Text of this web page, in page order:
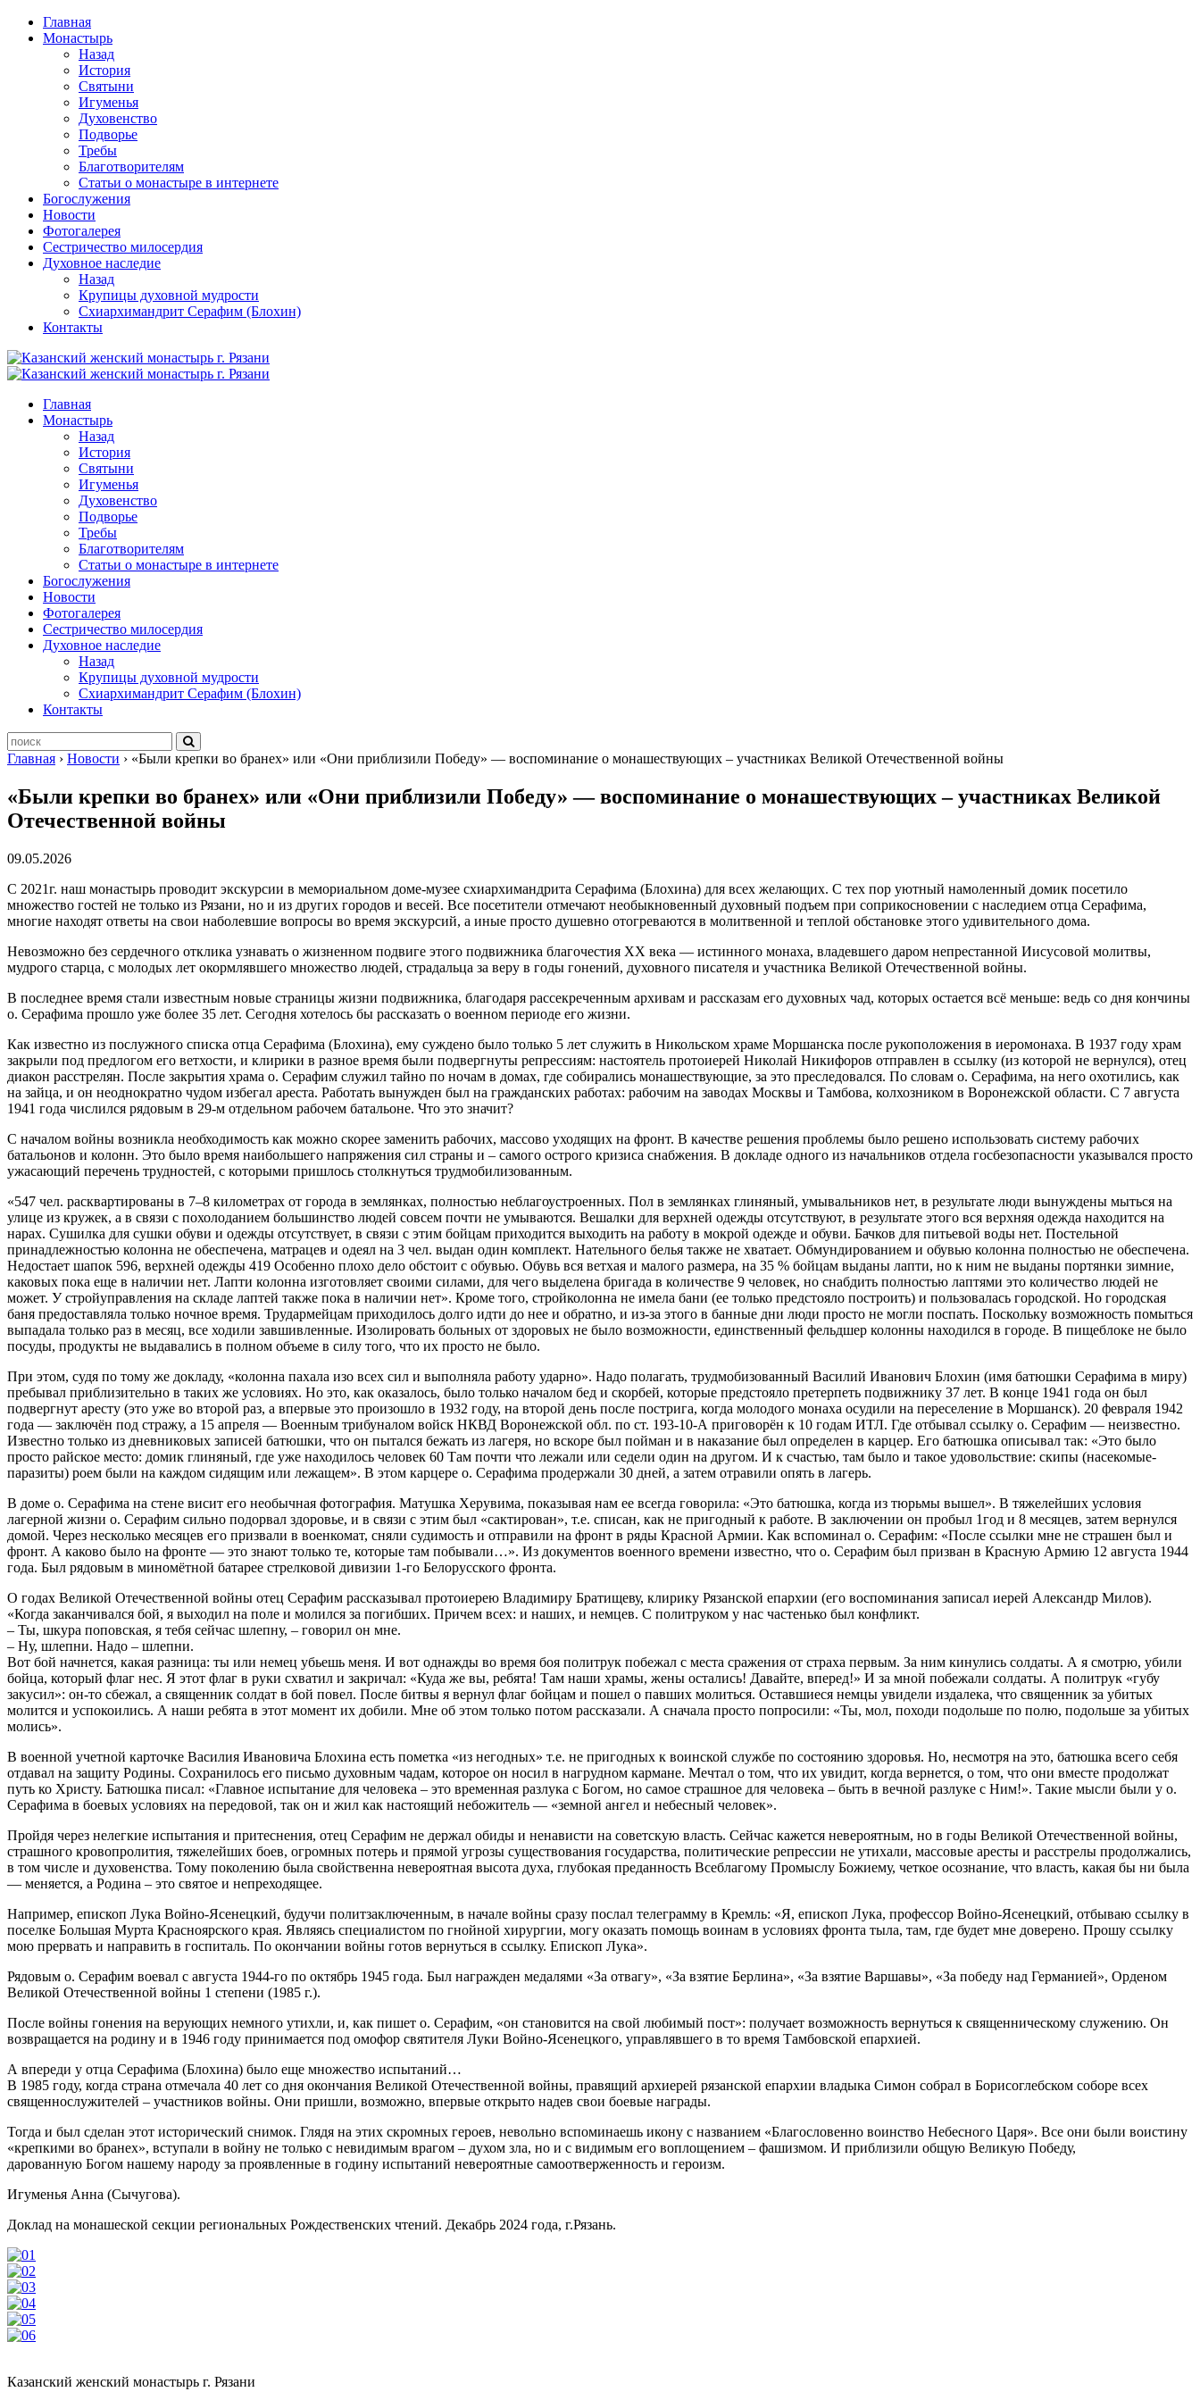
Перейти
содержимому
Главная
Монастырь
Назад
История
Святыни
Игуменья
Духовенство
Подворье
Требы
Благотворителям
Статьи о монастыре в интернете
Богослужения
Новости
Фотогалерея
Сестричество милосердия
Духовное наследие
Назад
Крупицы духовной мудрости
Схиархимандрит Серафим (Блохин)
Контакты
Главная
Монастырь
Назад
История
Святыни
Игуменья
Духовенство
Подворье
Требы
Благотворителям
Статьи о монастыре в интернете
Богослужения
Новости
Фотогалерея
Сестричество милосердия
Духовное наследие
Назад
Крупицы духовной мудрости
Схиархимандрит Серафим (Блохин)
Контакты
Главная › Новости › «Были крепки во бранех» или «Они приблизили Победу» — воспоминание о монашествующих – участниках Великой Отечественной войны
«Были крепки во бранех» или «Они приблизили Победу» — воспоминание о монашествующих – участниках Великой
Отечественной войны
09.05.2026
С 2021г. наш монастырь проводит экскурсии в мемориальном доме-музее схиархимандрита Серафима (Блохина) для всех желающих. С тех пор уютный намоленный домик посетило
множество гостей не только из Рязани, но и из других городов и весей. Все посетители отмечают необыкновенный духовный подъем при соприкосновении с наследием отца Серафима,
многие находят ответы на свои наболевшие вопросы во время экскурсий, а иные просто душевно отогреваются в молитвенной и теплой обстановке этого удивительного дома.
Невозможно без сердечного отклика узнавать о жизненном подвиге этого подвижника благочестия XX века — истинного монаха, владевшего даром непрестанной Иисусовой молитвы,
мудрого старца, с молодых лет окормлявшего множество людей, страдальца за веру в годы гонений, духовного писателя и участника Великой Отечественной войны.
В последнее время стали известным новые страницы жизни подвижника, благодаря рассекреченным архивам и рассказам его духовных чад, которых остается всё меньше: ведь со дня кончины
о. Серафима прошло уже более 35 лет. Сегодня хотелось бы рассказать о военном периоде его жизни.
Как известно из послужного списка отца Серафима (Блохина), ему суждено было только 5 лет служить в Никольском храме Моршанска после рукоположения в иеромонаха. В 1937 году храм
закрыли под предлогом его ветхости, и клирики в разное время были подвергнуты репрессиям: настоятель протоиерей Николай Никифоров отправлен в ссылку (из которой не вернулся), отец
диакон расстрелян. После закрытия храма о. Серафим служил тайно по ночам в домах, где собирались монашествующие, за это преследовался. По словам о. Серафима, на него охотились, как
на зайца, и он неоднократно чудом избегал ареста. Работать вынужден был на гражданских работах: рабочим на заводах Москвы и Тамбова, колхозником в Воронежской области. С 7 августа
1941 года числился рядовым в 29-м отдельном рабочем батальоне. Что это значит?
С началом войны возникла необходимость как можно скорее заменить рабочих, массово уходящих на фронт. В качестве решения проблемы было решено использовать систему рабочих
батальонов и колонн. Это было время наибольшего напряжения сил страны и – самого острого кризиса снабжения. В докладе одного из начальников отдела госбезопасности указывался просто
ужасающий перечень трудностей, с которыми пришлось столкнуться трудмобилизованным.
«547 чел. расквартированы в 7–8 километрах от города в землянках, полностью неблагоустроенных. Пол в землянках глиняный, умывальников нет, в результате люди вынуждены мыться на
улице из кружек, а в связи с похолоданием большинство людей совсем почти не умываются. Вешалки для верхней одежды отсутствуют, в результате этого вся верхняя одежда находится на
нарах. Сушилка для сушки обуви и одежды отсутствует, в связи с этим бойцам приходится выходить на работу в мокрой одежде и обуви. Бачков для питьевой воды нет. Постельной
принадлежностью колонна не обеспечена, матрацев и одеял на 3 чел. выдан один комплект. Нательного белья также не хватает. Обмундированием и обувью колонна полностью не обеспечена.
Недостает шапок 596, верхней одежды 419 Особенно плохо дело обстоит с обувью. Обувь вся ветхая и малого размера, на 35 % бойцам выданы лапти, но к ним не выданы портянки зимние,
каковых пока еще в наличии нет. Лапти колонна изготовляет своими силами, для чего выделена бригада в количестве 9 человек, но снабдить полностью лаптями это количество людей не
может. У стройуправления на складе лаптей также пока в наличии нет». Кроме того, стройколонна не имела бани (ее только предстояло построить) и пользовалась городской. Но городская
баня предоставляла только ночное время. Трудармейцам приходилось долго идти до нее и обратно, и из-за этого в банные дни люди просто не могли поспать. Поскольку возможность помыться
выпадала только раз в месяц, все ходили завшивленные. Изолировать больных от здоровых не было возможности, единственный фельдшер колонны находился в городе. В пищеблоке не было
посуды, продукты не выдавались в полном объеме в силу того, что их просто не было.
При этом, судя по тому же докладу, «колонна пахала изо всех сил и выполняла работу ударно». Надо полагать, трудмобизованный Василий Иванович Блохин (имя батюшки Серафима в миру)
пребывал приблизительно в таких же условиях. Но это, как оказалось, было только началом бед и скорбей, которые предстояло претерпеть подвижнику 37 лет. В конце 1941 года он был
подвергнут аресту (это уже во второй раз, а впервые это произошло в 1932 году, на второй день после пострига, когда молодого монаха осудили на переселение в Моршанск). 20 февраля 1942
года — заключён под стражу, а 15 апреля — Военным трибуналом войск НКВД Воронежской обл. по ст. 193-10-А приговорён к 10 годам ИТЛ. Где отбывал ссылку о. Серафим — неизвестно.
Известно только из дневниковых записей батюшки, что он пытался бежать из лагеря, но вскоре был пойман и в наказание был определен в карцер. Его батюшка описывал так: «Это было
просто райское место: домик глиняный, где уже находилось человек 60 Там почти что лежали или седели один на другом. И к счастью, там было и такое удовольствие: скипы (насекомые-
паразиты) роем были на каждом сидящим или лежащем». В этом карцере о. Серафима продержали 30 дней, а затем отравили опять в лагерь.
В доме о. Серафима на стене висит его необычная фотография. Матушка Херувима, показывая нам ее всегда говорила: «Это батюшка, когда из тюрьмы вышел». В тяжелейших условия
лагерной жизни о. Серафим сильно подорвал здоровье, и в связи с этим был «сактирован», т.е. списан, как не пригодный к работе. В заключении он пробыл 1год и 8 месяцев, затем вернулся
домой. Через несколько месяцев его призвали в военкомат, сняли судимость и отправили на фронт в ряды Красной Армии. Как вспоминал о. Серафим: «После ссылки мне не страшен был и
фронт. А каково было на фронте — это знают только те, которые там побывали…». Из документов военного времени известно, что о. Серафим был призван в Красную Армию 12 августа 1944
года. Был рядовым в миномётной батарее стрелковой дивизии 1-го Белорусского фронта.
О годах Великой Отечественной войны отец Серафим рассказывал протоиерею Владимиру Братищеву, клирику Рязанской епархии (его воспоминания записал иерей Александр Милов).
«Когда заканчивался бой, я выходил на поле и молился за погибших. Причем всех: и наших, и немцев. С политруком у нас частенько был конфликт.
– Ты, шкура поповская, я тебя сейчас шлепну, – говорил он мне.
– Ну, шлепни. Надо – шлепни.
Вот бой начнется, какая разница: ты или немец убьешь меня. И вот однажды во время боя политрук побежал с места сражения от страха первым. За ним кинулись солдаты. А я смотрю, убили
бойца, который флаг нес. Я этот флаг в руки схватил и закричал: «Куда же вы, ребята! Там наши храмы, жены остались! Давайте, вперед!» И за мной побежали солдаты. А политрук «губу
закусил»: он-то сбежал, а священник солдат в бой повел. После битвы я вернул флаг бойцам и пошел о павших молиться. Оставшиеся немцы увидели издалека, что священник за убитых
молится и успокоились. А наши ребята в этот момент их добили. Мне об этом только потом рассказали. А сначала просто попросили: «Ты, мол, походи подольше по полю, подольше за убитых
молись».
В военной учетной карточке Василия Ивановича Блохина есть пометка «из негодных» т.е. не пригодных к воинской службе по состоянию здоровья. Но, несмотря на это, батюшка всего себя
отдавал на защиту Родины. Сохранилось его письмо духовным чадам, которое он носил в нагрудном кармане. Мечтал о том, что их увидит, когда вернется, о том, что они вместе продолжат
путь ко Христу. Батюшка писал: «Главное испытание для человека – это временная разлука с Богом, но самое страшное для человека – быть в вечной разлуке с Ним!». Такие мысли были у о.
Серафима в боевых условиях на передовой, так он и жил как настоящий небожитель — «земной ангел и небесный человек».
Пройдя через нелегкие испытания и притеснения, отец Серафим не держал обиды и ненависти на советскую власть. Сейчас кажется невероятным, но в годы Великой Отечественной войны,
страшного кровопролития, тяжелейших боев, огромных потерь и прямой угрозы существования государства, политические репрессии не утихали, массовые аресты и расстрелы продолжались,
в том числе и духовенства. Тому поколению была свойственна невероятная высота духа, глубокая преданность Всеблагому Промыслу Божиему, четкое осознание, что власть, какая бы ни была
— меняется, а Родина – это святое и непреходящее.
Например, епископ Лука Войно-Ясенецкий, будучи политзаключенным, в начале войны сразу послал телеграмму в Кремль: «Я, епископ Лука, профессор Войно-Ясенецкий, отбываю ссылку в
поселке Большая Мурта Красноярского края. Являясь специалистом по гнойной хирургии, могу оказать помощь воинам в условиях фронта тыла, там, где будет мне доверено. Прошу ссылку
мою прервать и направить в госпиталь. По окончании войны готов вернуться в ссылку. Епископ Лука».
Рядовым о. Серафим воевал с августа 1944-го по октябрь 1945 года. Был награжден медалями «За отвагу», «За взятие Берлина», «За взятие Варшавы», «За победу над Германией», Орденом
Великой Отечественной войны 1 степени (1985 г.).
После войны гонения на верующих немного утихли, и, как пишет о. Серафим, «он становится на свой любимый пост»: получает возможность вернуться к священническому служению. Он
возвращается на родину и в 1946 году принимается под омофор святителя Луки Войно-Ясенецкого, управлявшего в то время Тамбовской епархией.
А впереди у отца Серафима (Блохина) было еще множество испытаний…
В 1985 году, когда страна отмечала 40 лет со дня окончания Великой Отечественной войны, правящий архиерей рязанской епархии владыка Симон собрал в Борисоглебском соборе всех
священнослужителей – участников войны. Они пришли, возможно, впервые открыто надев свои боевые награды.
Тогда и был сделан этот исторический снимок. Глядя на этих скромных героев, невольно вспоминаешь икону с названием «Благословенно воинство Небесного Царя». Все они были воистину
«крепкими во бранех», вступали в войну не только с невидимым врагом – духом зла, но и с видимым его воплощением – фашизмом. И приблизили общую Великую Победу,
дарованную Богом нашему народу за проявленные в годину испытаний невероятные самоотверженность и героизм.
Игуменья Анна (Сычугова).
Доклад на монашеской секции региональных Рождественских чтений. Декабрь 2024 года, г.Рязань.
Казанский женский монастырь г. Рязани